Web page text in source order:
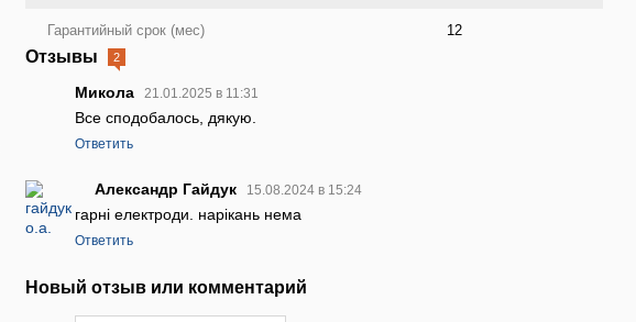
Гарантийный срок (мес) 12
Отзывы 2
Микола 21.01.2025 в 11:31
Все сподобалось, дякую.
Ответить
Александр Гайдук 15.08.2024 в 15:24
гарні електроди. нарікань нема
Ответить
Новый отзыв или комментарий